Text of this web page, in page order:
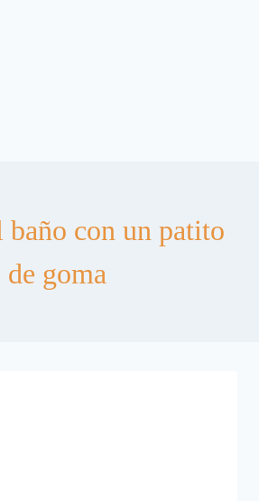
baño con un patito
de goma